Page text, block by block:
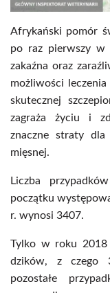
Afrykański pomór
po raz pierwszy w
zakaźna oraz
możliwości
skutecznej
zagraża życiu i
znaczne straty
mięsnej.
Liczba
początku
r. wynosi 3407.
Tylko w roku 2018
dzików, z czego
pozostałe